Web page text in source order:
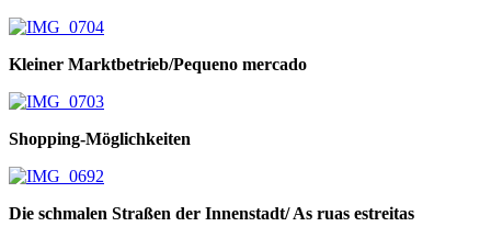
Kleiner Marktbetrieb/Pequeno mercado
Shopping-Möglichkeiten
Die schmalen Straßen der Innenstadt/ As ruas estreitas